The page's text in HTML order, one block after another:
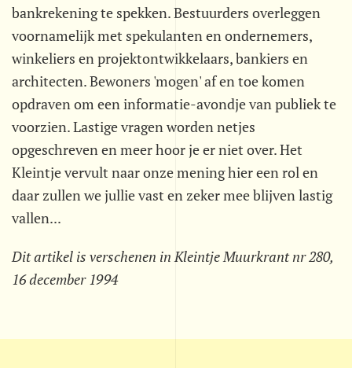
bankrekening te spekken. Bestuurders overleggen
voornamelijk met spekulanten en ondernemers,
winkeliers en projektontwikkelaars, bankiers en
architecten. Bewoners 'mogen' af en toe komen
opdraven om een informatie-avondje van publiek te
voorzien. Lastige vragen worden netjes
opgeschreven en meer hoor je er niet over. Het
Kleintje vervult naar onze mening hier een rol en
daar zullen we jullie vast en zeker mee blijven lastig
vallen...
Dit artikel is verschenen in Kleintje Muurkrant nr 280,
16 december 1994